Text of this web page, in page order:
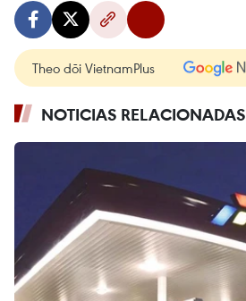
Theo dõi VietnamPlus
NOTICIAS RELACIONADAS